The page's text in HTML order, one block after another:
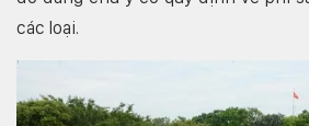
các loại.